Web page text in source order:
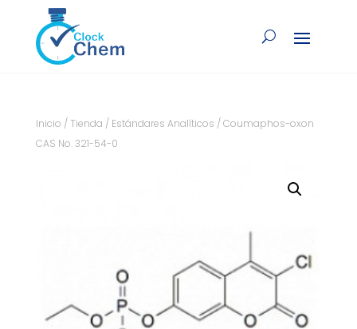
Inicio / Tienda / Estándares Analíticos / Coumaphos-oxon
CAS No. 321-54-0